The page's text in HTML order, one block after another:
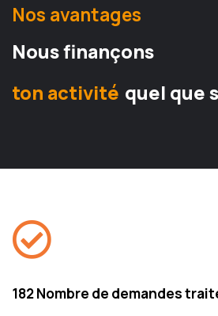
Nos avantages
Nous finançons
ton activité quel que
182 Nombre de demandes